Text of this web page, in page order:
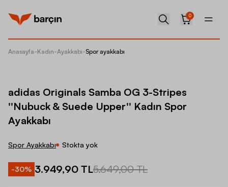
0
Anasayfa-Kadın-Ayakkabı-Spor ayakkabı
adidas Originals Samba OG 3-Stripes
''Nubuck & Suede Upper'' Kadın Spor
Ayakkabı
Spor Ayakkabı Stokta yok
-30% 3.949,90 TL5.649,00 TL